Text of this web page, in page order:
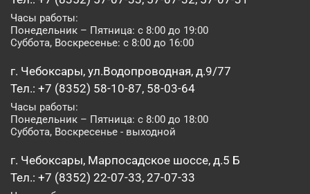
Часы работы:
Понедельник – Пятница: с 8:00 до 19:00
Суббота, Воскресенье: с 8:00 до 16:00
г. Чебоксары, ул.Водопроводная, д.9/77
Тел.: +7 (8352) 58-10-87, 58-03-64
Часы работы:
Понедельник – Пятница: с 8:00 до 18:00
Суббота, Воскресенье - выходной
г. Чебоксары, Марпосадское шоссе, д.5 Б
Тел.: +7 (8352) 22-07-33, 27-07-33